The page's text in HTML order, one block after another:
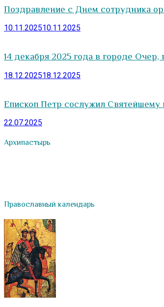
Поздравление с Днем сотрудника
10.11.202510.11.2025
14 декабря 2025 года в городе Очер,
18.12.202518.12.2025
Епископ Петр сослужил Святейшему
22.07.2025
Архипастырь
Православный календарь